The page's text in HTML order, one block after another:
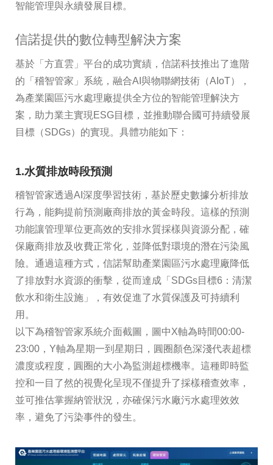
智能管理與永續發展目標。
信諾提供的數位轉型解決方案
基於「方直雲」平台的成功實績，信諾科技推出了進階
的「稽智管家」系統，融合AI與物聯網技術（AIoT），
為產業園區污水處理廠提供全方位的智能管理解決方
案，助力業主實現ESG目標，並推動聯合國可持續發展
目標（SDGs）的實現。具體功能如下：
1.水質排放時段預測
稽智管家透過AI深度學習技術，基於歷史數據分析排放
行為，能夠提前預測廠商排放的黃金時段。這樣的預測
功能讓管理單位更高效的安排水質採樣與資源分配，確
保廠商排放及收費正常化，並降低對環境的潛在污染風
險。通過這種方式，信諾幫助產業園區污水處理廠降低
了排放對水資源的衝擊，從而達成「SDGs目標6：清潔
飲水和衛生設施」，有效促進了水質保護及可持續利
用。
以下為稽智管家系統介面截圖，圖中X軸為時間00:00-
23:00，Y軸為星期一到星期日，圓圈顏色深淺代表超標
濃度或程度，圓圈的大小為監測超標機率。這種即時監
控和一目了然的視覺化呈現不僅提升了採樣稽查效率，
並可推估掌握納管狀況，亦確保污水廠污水處理效效
率，避免了污染事件的發生。